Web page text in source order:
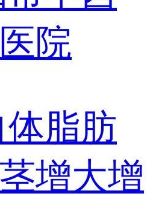
院
体脂肪
增大增